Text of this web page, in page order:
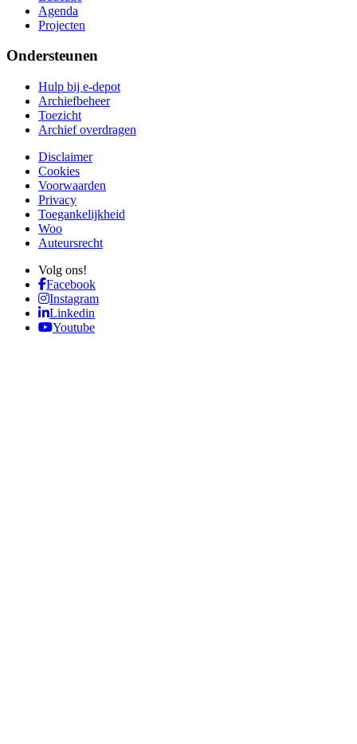
Agenda
Projecten
Ondersteunen
Hulp bij e-depot
Archiefbeheer
Toezicht
Archief overdragen
Disclaimer
Cookies
Voorwaarden
Privacy
Toegankelijkheid
Woo
Auteursrecht
Volg ons!
Facebook
Instagram
Linkedin
Youtube